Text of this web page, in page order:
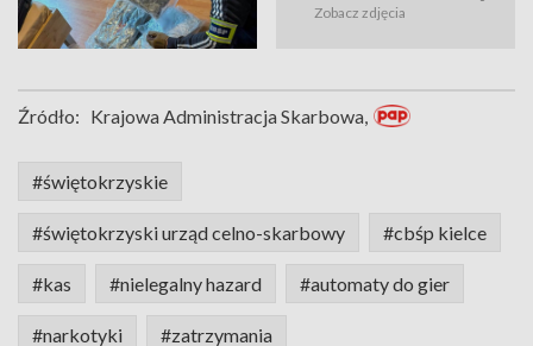
Zobacz zdjęcia
Źródło: Krajowa Administracja Skarbowa,
#świętokrzyskie
#świętokrzyski urząd celno-skarbowy #cbśp kielce
#kas #nielegalny hazard #automaty do gier
#narkotyki #zatrzymania